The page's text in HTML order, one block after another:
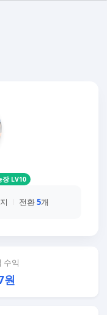
장 LV10
전환5개
수익
원